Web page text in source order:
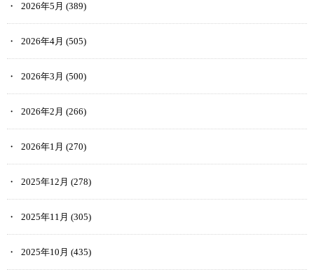
2026年5月 (389)
2026年4月 (505)
2026年3月 (500)
2026年2月 (266)
2026年1月 (270)
2025年12月 (278)
2025年11月 (305)
2025年10月 (435)